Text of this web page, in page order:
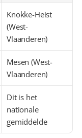
Knokke-Heist
(West-
Vlaanderen)
Mesen (West-
Vlaanderen)
Dit is het
nationale
gemiddelde